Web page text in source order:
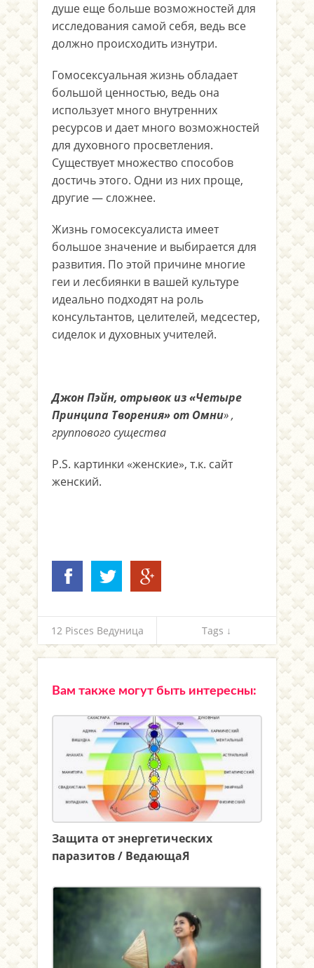
душе еще больше возможностей для
исследования самой себя, ведь все
должно происходить изнутри.
Гомосексуальная жизнь обладает
большой ценностью, ведь она
использует много внутренних
ресурсов и дает много возможностей
для духовного просветления.
Существует множество способов
достичь этого. Одни из них проще,
другие — сложнее.
Жизнь гомосексуалиста имеет
большое значение и выбирается для
развития. По этой причине многие
геи и лесбиянки в вашей культуре
идеально подходят на роль
консультантов, целителей, медсестер,
сиделок и духовных учителей.
Джон Пэйн, отрывок из «Четыре
Принципа Творения» от Омни» ,
группового существа
P.S. картинки «женские», т.к. сайт
женский.
12 Pisces Ведуница Tags ↓
Вам также могут быть интересны:
Защита от энергетических
паразитов / ВедающаЯ